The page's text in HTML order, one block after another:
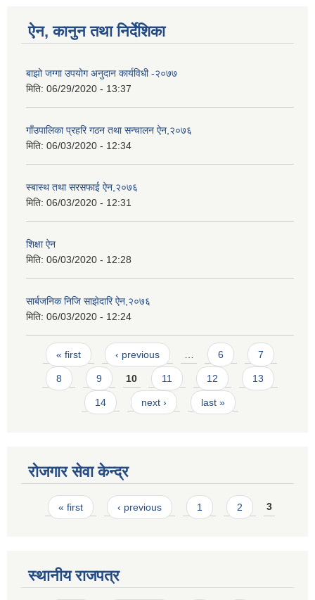
ऐन, कानुन तथा निर्देशिका
बाझो जग्गा उपयोग अनुदान कार्यविधी -२०७७
मिति: 06/29/2020 - 13:37
गाँउपालिका प्रहरि गठन तथा सन्चालन ऐन,२०७६
मिति: 06/03/2020 - 12:34
स्बास्थ तथा सरसफाई ऐन,२०७६
मिति: 06/03/2020 - 12:31
शिक्षा ऐन
मिति: 06/03/2020 - 12:28
सार्बजनिक निजि साझेदारि ऐन,२०७६
मिति: 06/03/2020 - 12:24
Pages
« first ‹ previous 6 7
8 9 10 11 12 13
14 next › last »
रोजगार सेवा केन्द्र
Pages
« first ‹ previous 1 2 3
स्थानीय राजपत्र